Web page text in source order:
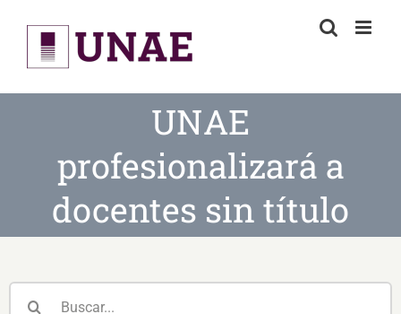
content
UNAE
profesionalizará a
docentes sin título